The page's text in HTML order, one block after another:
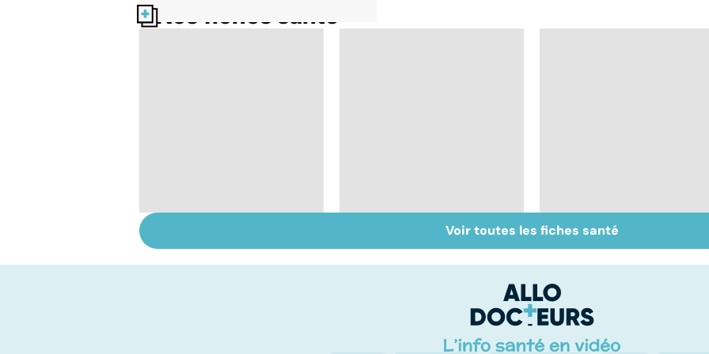
Nos fiches santé
retrouver sa libido ?
Sclérose en plaques :
tout savoir sur cette
Tout savoir sur les
infections
Voir toutes les fiches santé